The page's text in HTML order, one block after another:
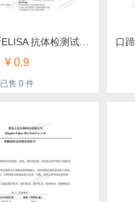
¥ 0.9
已售 0 件